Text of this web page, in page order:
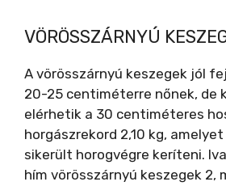
y
V
i
VÖRÖSSZÁRNYÚ
A vörösszárnyú keszegek jól
20-25 centiméterre nőnek, de
elérhetik a 30 centiméteres
horgászrekord 2,10 kg,
sikerült horogvégre keríteni.
hím vörösszárnyú keszegek 2,